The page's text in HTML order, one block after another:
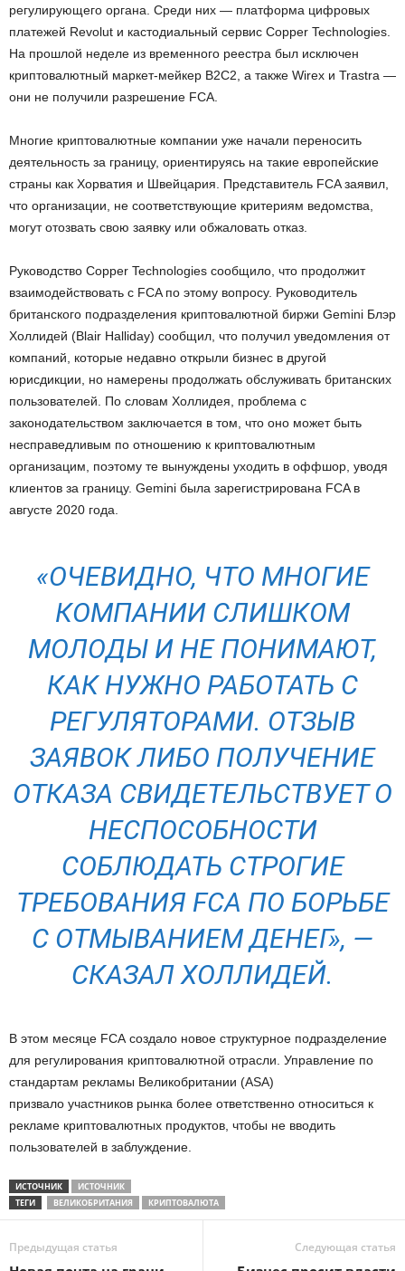
регулирующего органа. Среди них — платформа цифровых
платежей Revolut и кастодиальный сервис Copper Technologies.
На прошлой неделе из временного реестра был исключен
криптовалютный маркет-мейкер B2C2, а также Wirex и Trastra —
они не получили разрешение FCA.
Многие криптовалютные компании уже начали переносить
деятельность за границу, ориентируясь на такие европейские
страны как Хорватия и Швейцария. Представитель FCA заявил,
что организации, не соответствующие критериям ведомства,
могут отозвать свою заявку или обжаловать отказ.
Руководство Copper Technologies сообщило, что продолжит
взаимодействовать с FCA по этому вопросу. Руководитель
британского подразделения криптовалютной биржи Gemini Блэр
Холлидей (Blair Halliday) сообщил, что получил уведомления от
компаний, которые недавно открыли бизнес в другой
юрисдикции, но намерены продолжать обслуживать британских
пользователей. По словам Холлидея, проблема с
законодательством заключается в том, что оно может быть
несправедливым по отношению к криптовалютным
организацим, поэтому те вынуждены уходить в оффшор, уводя
клиентов за границу. Gemini была зарегистрирована FCA в
августе 2020 года.
«ОЧЕВИДНО, ЧТО МНОГИЕ
КОМПАНИИ СЛИШКОМ
МОЛОДЫ И НЕ ПОНИМАЮТ,
КАК НУЖНО РАБОТАТЬ С
РЕГУЛЯТОРАМИ. ОТЗЫВ
ЗАЯВОК ЛИБО ПОЛУЧЕНИЕ
ОТКАЗА СВИДЕТЕЛЬСТВУЕТ О
НЕСПОСОБНОСТИ
СОБЛЮДАТЬ СТРОГИЕ
ТРЕБОВАНИЯ FCA ПО БОРЬБЕ
С ОТМЫВАНИЕМ ДЕНЕГ», —
СКАЗАЛ ХОЛЛИДЕЙ.
В этом месяце FCA создало новое структурное подразделение
для регулирования криптовалютной отрасли. Управление по
стандартам рекламы Великобритании (ASA)
призвало участников рынка более ответственно относиться к
рекламе криптовалютных продуктов, чтобы не вводить
пользователей в заблуждение.
ИСТОЧНИК
ИСТОЧНИК
ТЕГИ
ВЕЛИКОБРИТАНИЯ КРИПТОВАЛЮТА
Предыдущая статья Следующая статья